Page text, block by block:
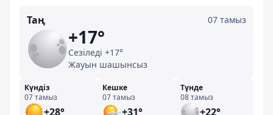
Таң 07 тамыз
+17°
Сезіледі +17°
Жауын шашынсыз
Күндіз
07 тамыз
+28°
Кешке
07 тамыз
+31°
Түнде
08 тамыз
+22°